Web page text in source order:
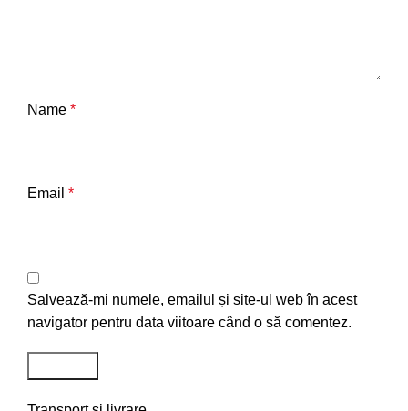
Name *
Email *
Salvează-mi numele, emailul și site-ul web în acest
navigator pentru data viitoare când o să comentez.